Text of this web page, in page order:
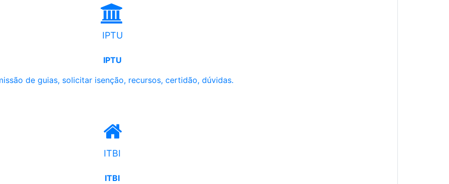
IPTU
IPTU
de guias, solicitar isenção, recursos, certidão, dúvidas.
ITBI
ITBI